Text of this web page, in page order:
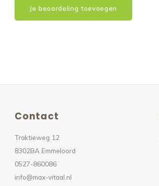
Je beoordeling toevoegen
Contact
Traktieweg 12
8302BA Emmeloord
0527-860086
info@max-vitaal.nl